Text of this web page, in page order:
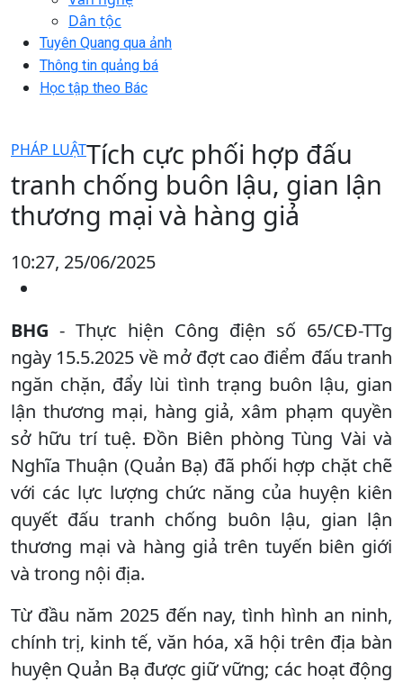
Dân tộc
Tuyên Quang qua ảnh
Thông tin quảng bá
Học tập theo Bác
PHÁP LUẬTTích cực phối hợp đấu
tranh chống buôn lậu, gian lận
thương mại và hàng giả
10:27, 25/06/2025
BHG - Thực hiện Công điện số 65/CĐ-TTg
ngày 15.5.2025 về mở đợt cao điểm đấu tranh
ngăn chặn, đẩy lùi tình trạng buôn lậu, gian
lận thương mại, hàng giả, xâm phạm quyền
sở hữu trí tuệ. Đồn Biên phòng Tùng Vài và
Nghĩa Thuận (Quản Bạ) đã phối hợp chặt chẽ
với các lực lượng chức năng của huyện kiên
quyết đấu tranh chống buôn lậu, gian lận
thương mại và hàng giả trên tuyến biên giới
và trong nội địa.
Từ đầu năm 2025 đến nay, tình hình an ninh,
chính trị, kinh tế, văn hóa, xã hội trên địa bàn
huyện Quản Bạ được giữ vững; các hoạt động